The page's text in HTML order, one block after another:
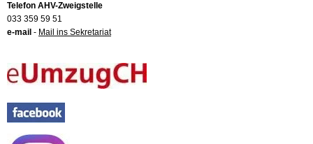
Telefon AHV-Zweigstelle
033 359 59 51
e-mail - Mail ins Sekretariat